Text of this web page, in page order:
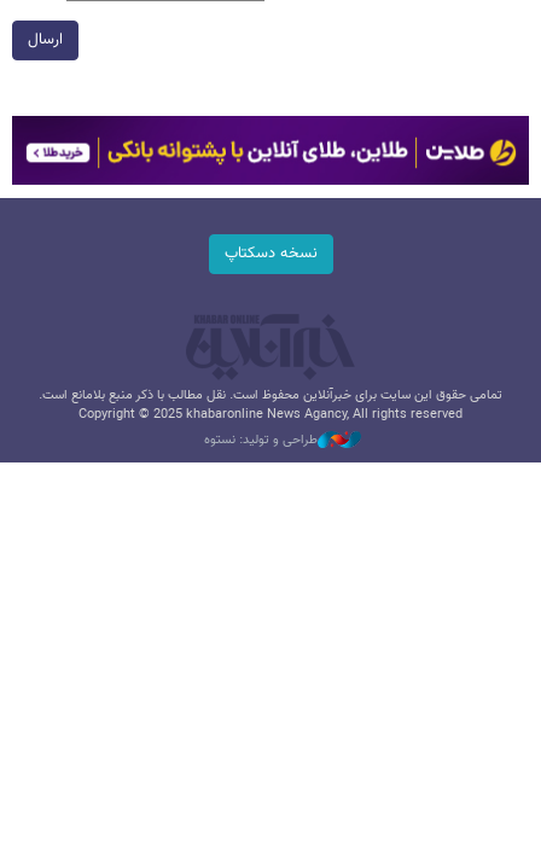
ارسال
نسخه دسکتاپ
تمامی حقوق این سایت برای خبرآنلاین محفوظ است. نقل مطالب با ذکر منبع بلامانع است.
Copyright © 2025 khabaronline News Agancy, All rights reserved
طراحی و تولید: نستوه